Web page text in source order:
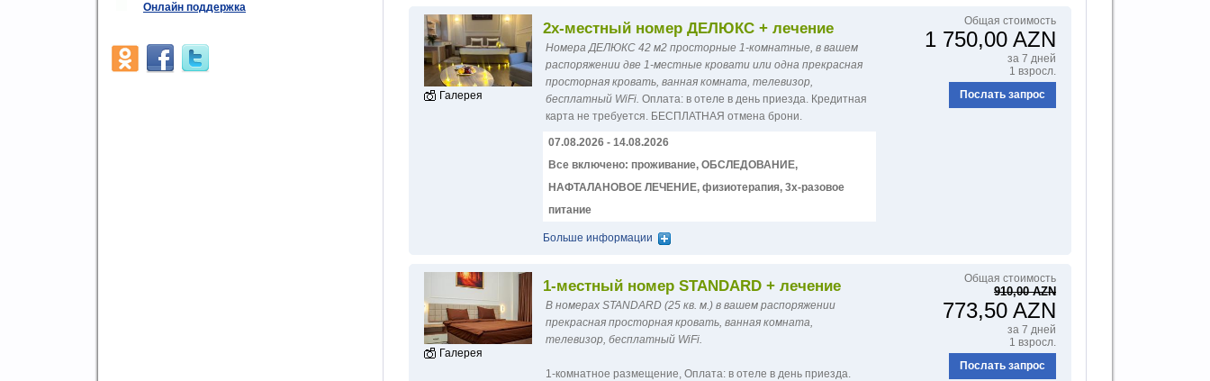
Онлайн поддержка
Общая стоимость
1 750,00 AZN
за 7 дней
1 взросл.
Послать запрос
Галерея
2х-местный номер ДЕЛЮКС + лечение
Номера ДЕЛЮКС 42 м2 просторные 1-комнатные, в вашем
распоряжении две 1-местные кровати или одна прекрасная
просторная кровать, ванная комната, телевизор,
бесплатный WiFi. Оплатa: в отеле в день приезда. Кредитная
карта не требуется. БЕСПЛАТНАЯ отмена брони.
07.08.2026 - 14.08.2026
Все включено: проживание, ОБСЛЕДОВАНИЕ,
НАФТАЛАНОВОЕ ЛЕЧЕНИЕ, физиотерапия, 3х-разовое
питание
Больше информации
Общая стоимость
910,00 AZN
773,50 AZN
за 7 дней
1 взросл.
Послать запрос
Галерея
1-местный номер STANDARD + лечение
В номерах STANDARD (25 кв. м.) в вашем распоряжении
прекрасная просторная кровать, ванная комната,
телевизор, бесплатный WiFi.
1-комнатное размещение, Оплатa: в отеле в день приезда.